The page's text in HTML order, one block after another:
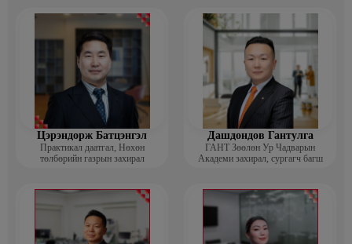
Цэрэндорж Батцэнгэл
Практикал даатгал, Нөхөн
төлбөрийн газрын захирал
Дашдондов Гантулга
ГАНТ Зөөлөн Ур Чадварын
Академи захирал, сургагч багш